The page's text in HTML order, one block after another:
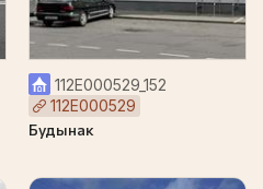
112Е000529_152
112Е000529
Будынак